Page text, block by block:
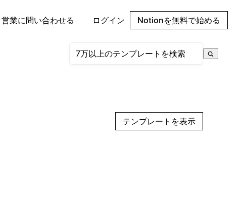
営業に問い合わせる ログイン Notionを無料で始める
テンプレートを表示